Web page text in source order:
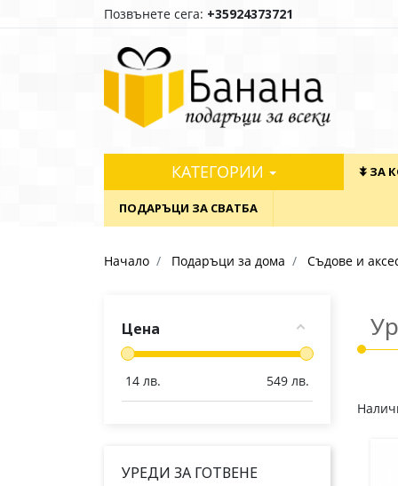
Позвънете сега: +35924373721
КАТЕГОРИИ ⯯ ЗА
ПОДАРЪЦИ ЗА СВАТБА
Начало Подаръци за дома Съдове и
Цена
14 лв. 549 лв.
УРЕДИ ЗА ГОТВЕНЕ